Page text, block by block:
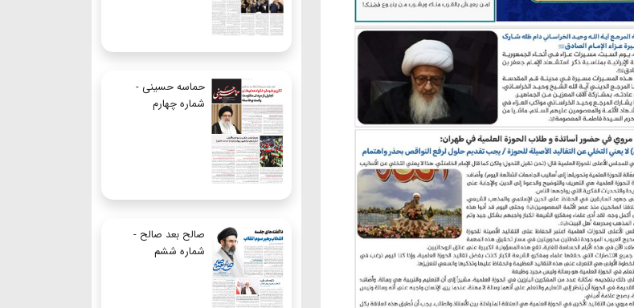
حماسه حسینی -
شماره چهارم
صالح بعد صالح -
شماره ششم